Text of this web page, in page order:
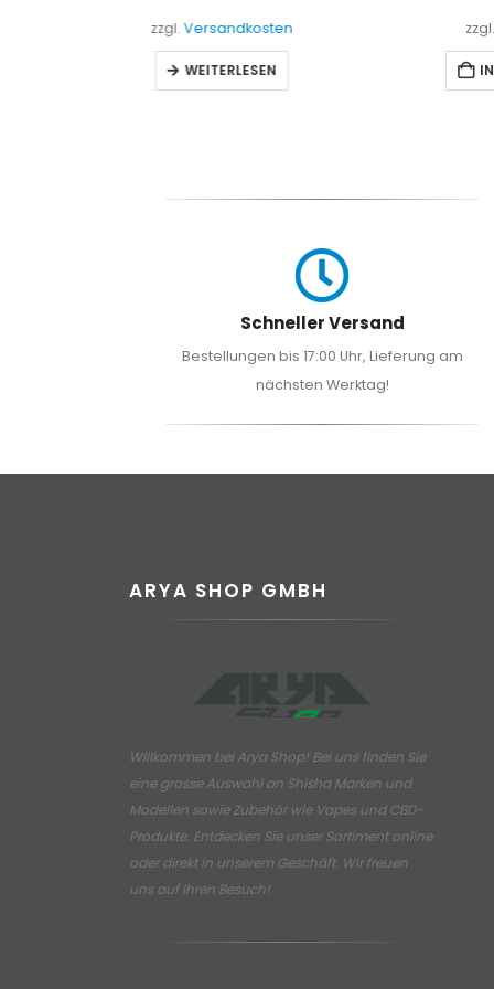
zzgl.Versandkosten
IN DEN WARENKORB
Schneller Versand
Bestellungen bis 17:00 Uhr, Lieferung am
nächsten Werktag!
ARYA SHOP GMBH
Willkommen bei Arya Shop! Bei uns finden Sie
eine grosse Auswahl an Shisha Marken und
Modellen sowie Zubehör wie Vapes und CBD-
Produkte. Entdecken Sie unser Sortiment online
oder direkt in unserem Geschäft. Wir freuen
uns auf Ihren Besuch!